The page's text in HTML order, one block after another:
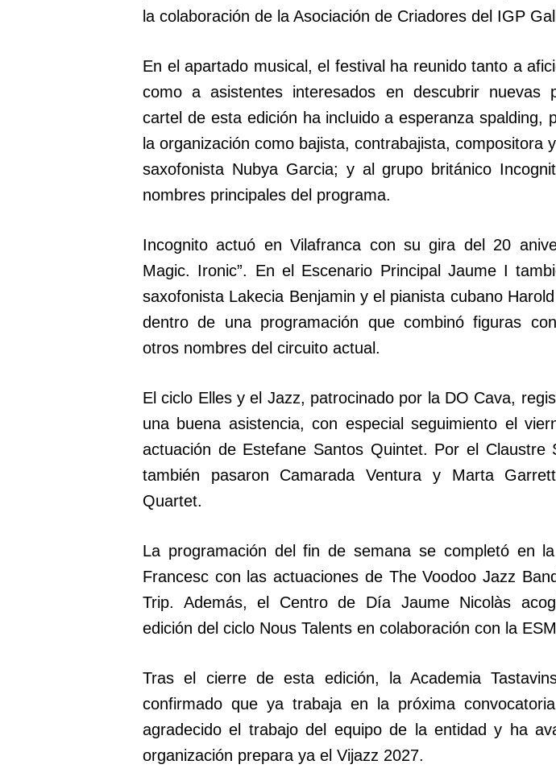
la colaboración de la Asociación de Criadores del IGP
En el apartado musical, el festival ha reunido tanto a
como a asistentes interesados en descubrir nuevas
cartel de esta edición ha incluido a esperanza spalding,
la organización como bajista, contrabajista, compositora
saxofonista Nubya Garcia; y al grupo británico
nombres principales del programa.
Incognito actuó en Vilafranca con su gira del 20
Magic. Ironic”. En el Escenario Principal Jaume I
saxofonista Lakecia Benjamin y el pianista cubano
dentro de una programación que combinó figuras
otros nombres del circuito actual.
El ciclo Elles y el Jazz, patrocinado por la DO Cava,
una buena asistencia, con especial seguimiento el
actuación de Estefane Santos Quintet. Por el Claustre
también pasaron Camarada Ventura y Marta Garrett
Quartet.
La programación del fin de semana se completó en
Francesc con las actuaciones de The Voodoo Jazz
Trip. Además, el Centro de Día Jaume Nicolàs
edición del ciclo Nous Talents en colaboración con la
Tras el cierre de esta edición, la Academia
confirmado que ya trabaja en la próxima
agradecido el trabajo del equipo de la entidad y ha
organización prepara ya el Vijazz 2027.